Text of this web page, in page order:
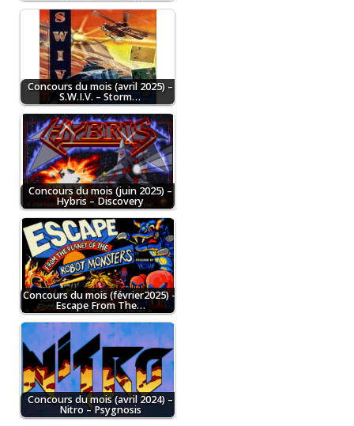
Concours du mois (avril 2025) –
S.W.I.V. – Storm…
Concours du mois (juin 2025) –
Hybris – Discovery
Concours du mois (février2025) –
Escape From The…
Concours du mois (avril 2024) –
Nitro – Psygnosis